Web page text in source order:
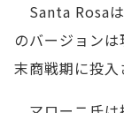
Santa Rosa
のバージョン
末商戦期に投入